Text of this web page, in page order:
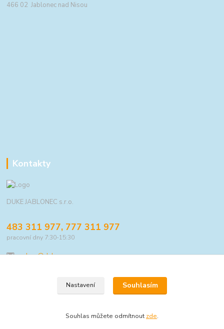
466 02 Jablonec nad Nisou
Kontakty
DUKE JABLONEC s.r.o.
483 311 977, 777 311 977
pracovní dny 7:30-15:30
eshop@duke.cz
© 2021 DUKE JABLONEC s.r.o.
Nastavení Souhlasím
Souhlas můžete odmítnout zde.